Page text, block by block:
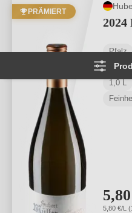
PRÄMIERT
2024
Pfalz
1,0 L
5,80 €/L